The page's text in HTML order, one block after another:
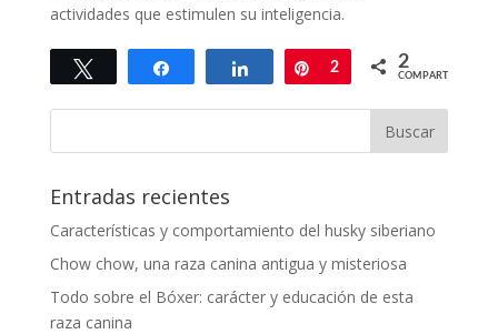
actividades que estimulen su inteligencia.
Twittear Compartir CompartirPin
2 2
COMPARTIR
Entradas recientes
Características y comportamiento del husky siberiano
Chow chow, una raza canina antigua y misteriosa
Todo sobre el Bóxer: carácter y educación de esta
raza canina